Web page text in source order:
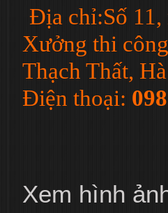
Địa chỉ:Số 11,
Xưởng thi
Thạch Thất,
Điện thoại:
Xem hình